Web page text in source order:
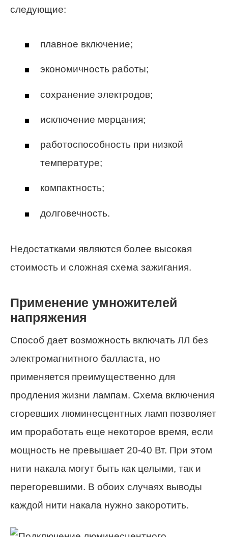
следующие:
плавное включение;
экономичность работы;
сохранение электродов;
исключение мерцания;
работоспособность при низкой
температуре;
компактность;
долговечность.
Недостатками являются более высокая
стоимость и сложная схема зажигания.
Применение умножителей
напряжения
Способ дает возможность включать ЛЛ без
электромагнитного балласта, но
применяется преимущественно для
продления жизни лампам. Схема включения
сгоревших люминесцентных ламп позволяет
им проработать еще некоторое время, если
мощность не превышает 20-40 Вт. При этом
нити накала могут быть как целыми, так и
перегоревшими. В обоих случаях выводы
каждой нити накала нужно закоротить.